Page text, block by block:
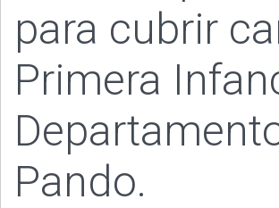
para cubrir
Primera
Pando.